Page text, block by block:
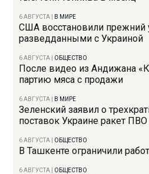
6 АВГУСТА В МИРЕ
США восстановили прежний
разведданными с Украиной
6 АВГУСТА ОБЩЕСТВО
После видео из Андижана
партию мяса с продажи
6 АВГУСТА В МИРЕ
Зеленский заявил о
поставок Украине ракет ПВО
6 АВГУСТА ОБЩЕСТВО
В Ташкенте ограничили
6 АВГУСТА ОБЩЕСТВО